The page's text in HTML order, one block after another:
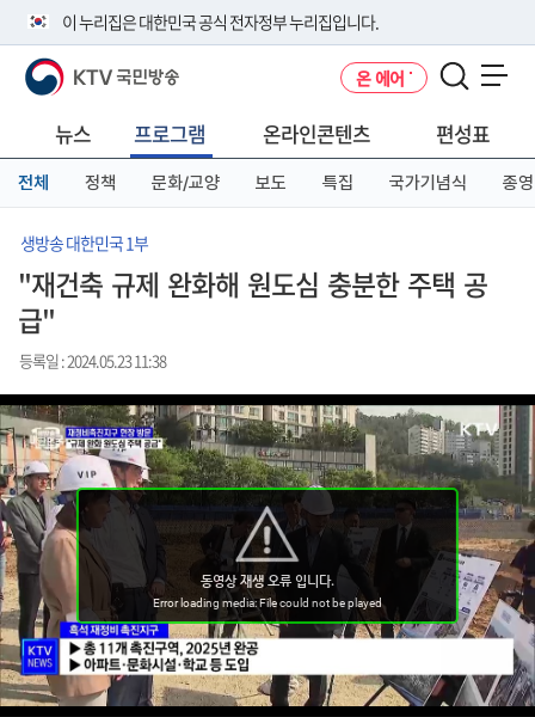
이 누리집은 대한민국 공식 전자정부 누리집입니다.
공식 누리집 주소 확인하기
니다.
이밖에 or.kr 또는 .kr등 다른 도메인 주소를 사용하고 있다면 아래 URL에
서 도메인 주소를 확인해 보세요
KTV 국민방송 온 에어
뉴스 프로그램 온라인콘텐츠 편성표
전체 정책 문화/교양 보도 특집 국가기념식 종영
생방송 대한민국 1부
"재건축 규제 완화해 원도심 충분한 주택 공
급"
등록일 : 2024.05.23 11:38